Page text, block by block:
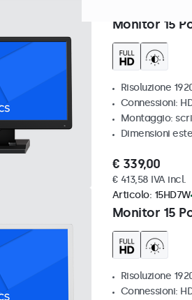
Monitor 15
Risoluzione
Connessioni:
Montaggio:
Dimensioni
€ 339,00
€ 413,58 IVA incl.
Monitor 15
Articolo: 15HD7W
Risoluzione
Connessioni: